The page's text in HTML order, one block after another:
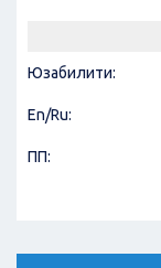
Юзабилити:
En/Ru:
ПП: